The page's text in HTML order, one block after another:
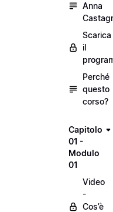
Anna
Scarica
il
Perché
questo
corso?
Capitolo
01 -
Modulo
01
Video
-
Cos’è